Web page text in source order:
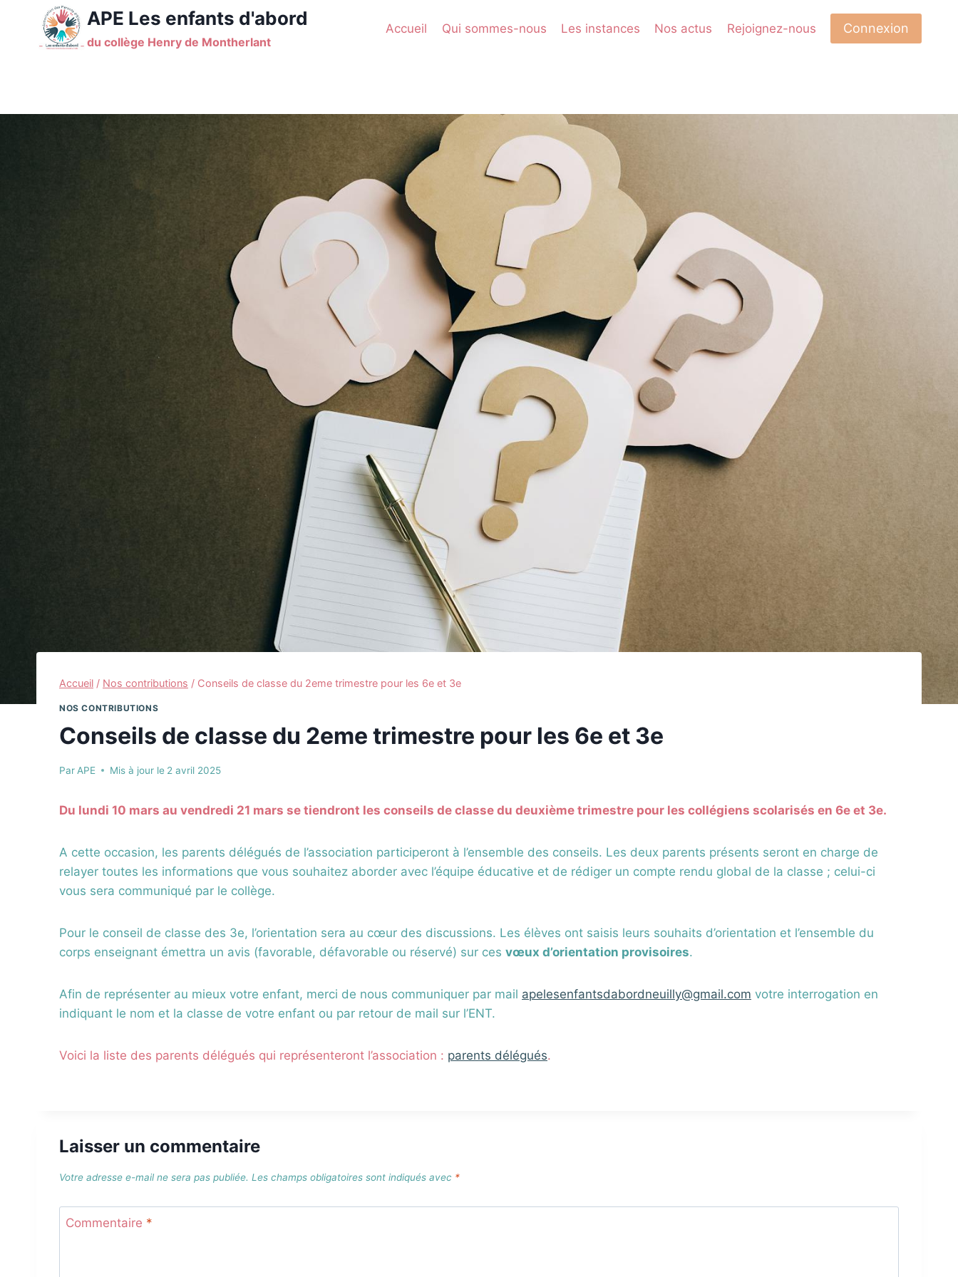
contenu
APE Les enfants d'abord
du collège Henry de Montherlant
Accueil Qui sommes-nous Les instances Nos actus Rejoignez-nous Connexion
Accueil / Nos contributions / Conseils de classe du 2eme trimestre pour les 6e et 3e
NOS CONTRIBUTIONS
Conseils de classe du 2eme trimestre pour les 6e et 3e
Par APE Mis à jour le 2 avril 2025
Du lundi 10 mars au vendredi 21 mars se tiendront les conseils de classe du deuxième trimestre pour les collégiens scolarisés en 6e et 3e.
A cette occasion, les parents délégués de l’association participeront à l’ensemble des conseils. Les deux parents présents seront en charge de
relayer toutes les informations que vous souhaitez aborder avec l’équipe éducative et de rédiger un compte rendu global de la classe ; celui-ci
vous sera communiqué par le collège.
Pour le conseil de classe des 3e, l’orientation sera au cœur des discussions. Les élèves ont saisis leurs souhaits d’orientation et l’ensemble du
corps enseignant émettra un avis (favorable, défavorable ou réservé) sur ces vœux d’orientation provisoires.
Afin de représenter au mieux votre enfant, merci de nous communiquer par mail apelesenfantsdabordneuilly@gmail.com votre interrogation en
indiquant le nom et la classe de votre enfant ou par retour de mail sur l’ENT.
Voici la liste des parents délégués qui représenteront l’association : parents délégués.
Laisser un commentaire
Votre adresse e-mail ne sera pas publiée. Les champs obligatoires sont indiqués avec *
Commentaire *